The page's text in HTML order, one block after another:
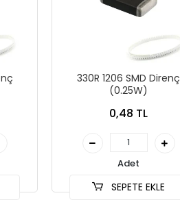
330R 1206 SMD Direnç
(0.25W)
0,48 TL
Adet
SEPETE EKLE